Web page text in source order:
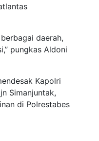
daerah,
pungkas Aldoni
Kapolri
Simanjuntak,
di Polrestabes